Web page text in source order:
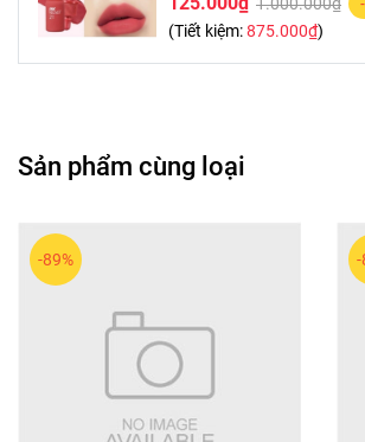
(Tiết kiệm:875.000₫)
Sản phẩm cùng loại
-89% -